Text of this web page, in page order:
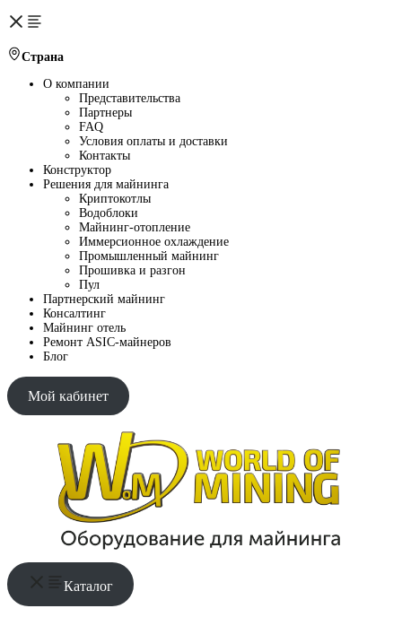
Страна
О компании
Представительства
Партнеры
FAQ
Условия оплаты и доставки
Контакты
Конструктор
Решения для майнинга
Криптокотлы
Водоблоки
Майнинг-отопление
Иммерсионное охлаждение
Промышленный майнинг
Прошивка и разгон
Пул
Партнерский майнинг
Консалтинг
Майнинг отель
Ремонт ASIC-майнеров
Блог
Мой кабинет
Каталог